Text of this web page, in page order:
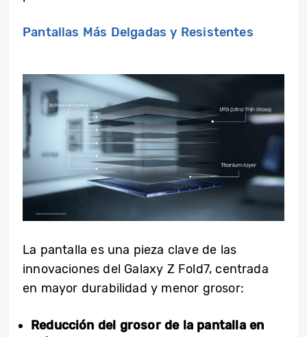
Pantallas Más Delgadas y Resistentes
La pantalla es una pieza clave de las
innovaciones del Galaxy Z Fold7, centrada
en mayor durabilidad y menor grosor:
Reducción del grosor de la pantalla en